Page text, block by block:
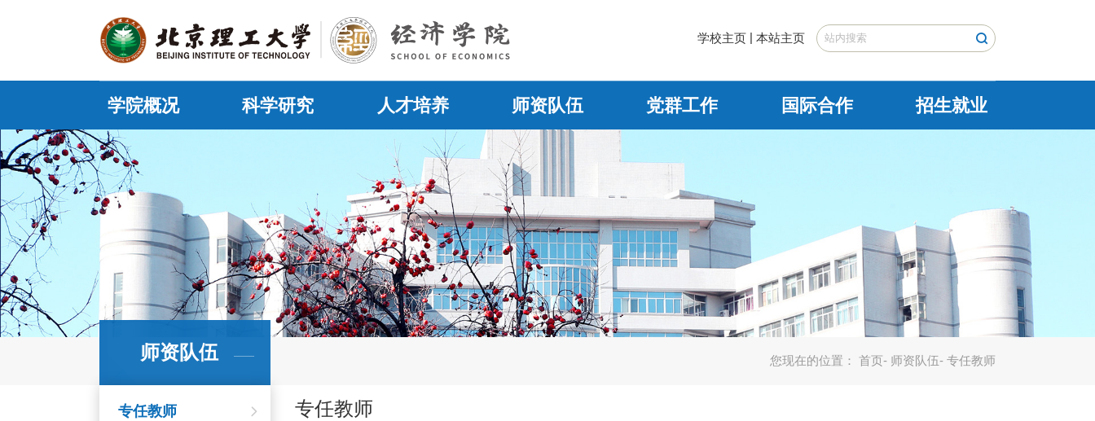
学校主页 | 本站主页
学院概况 科学研究 人才培养 师资队伍 党群工作 国际合作 招生就业
您现在的位置： 首页- 师资队伍- 专任教师
师资队伍
专任教师 专任教师